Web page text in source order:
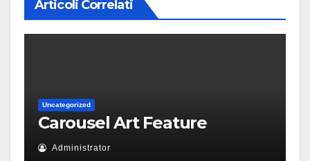
Articoli Correlati
Uncategorized
Carousel Art Feature
Administrator